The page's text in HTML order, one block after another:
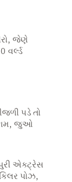
જેણે
વર્લ્ડ
પડે તો
જુઓ
એક્ટ્રેસ
પોઝ,